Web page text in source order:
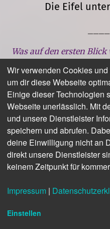
Die Eifel
Was auf den ersten
Erdgeschichte in
Mitteleuropas erlaubt so
das Innere unseres
Faszination widmet sich
nehmen dich mit auf
denUNESCO Global
Höhlen und
und Brodelstellen,
Denn wo heute Wälder
knirschen, war früher
Wir verwenden Cookies
um dir diese Webseite
Einige dieser Technologien
Webseite unerlässlich. Mit
und unsere Dienstleister
speichern und abrufen.
deine Einwilligung nicht an
direkt unsere Dienstleister
keinem Zeitpunkt für
Impressum |
Einstellen